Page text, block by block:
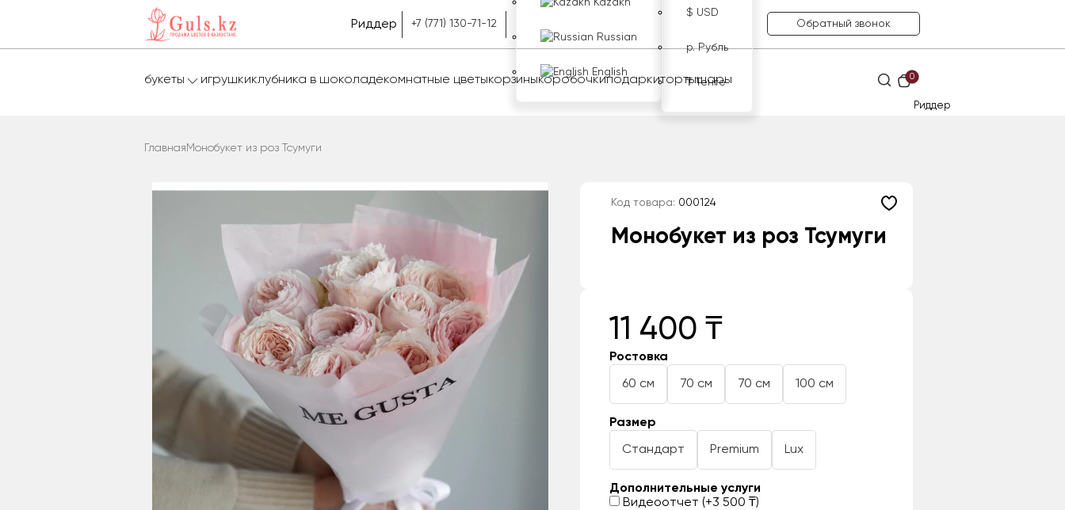
Риддер +7 (771) 130-71-12
Kazakh
Russian
English
$ USD
р. Рубль
₸ Тенге
Обратный звонок
букеты игрушкиклубника в шоколадекомнатные цветыкорзиныкоробочкиподаркитортышары 0
Риддер
Главная Монобукет из роз Тсумуги
Код товара: 000124
Монобукет из роз Тсумуги
11 400 ₸
Ростовка
60 см 70 см 70 см 100 см
Размер
Стандарт Premium Lux
Дополнительные услуги
Видеоотчет (+3 500 ₸)